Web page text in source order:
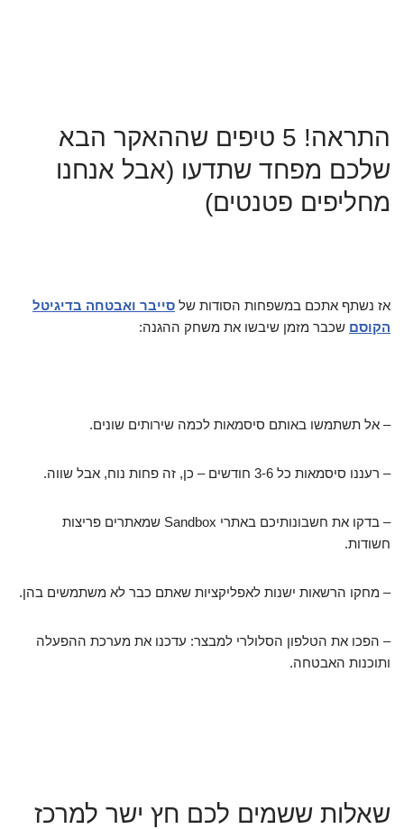
התראה! 5 טיפים שההאקר הבא
שלכם מפחד שתדעו (אבל אנחנו
מחליפים פטנטים)
אז נשתף אתכם במשפחות הסודות של סייבר ואבטחה בדיגיטל
הקוסם שכבר מזמן שיבשו את משחק ההגנה:
– אל תשתמשו באותם סיסמאות לכמה שירותים שונים.
– רעננו סיסמאות כל 3-6 חודשים – כן, זה פחות נוח, אבל שווה.
– בדקו את חשבונותיכם באתרי Sandbox שמאתרים פריצות
חשודות.
– מחקו הרשאות ישנות לאפליקציות שאתם כבר לא משתמשים בהן.
– הפכו את הטלפון הסלולרי למבצר: עדכנו את מערכת ההפעלה
ותוכנות האבטחה.
שאלות ששמים לכם חץ ישר למרכז